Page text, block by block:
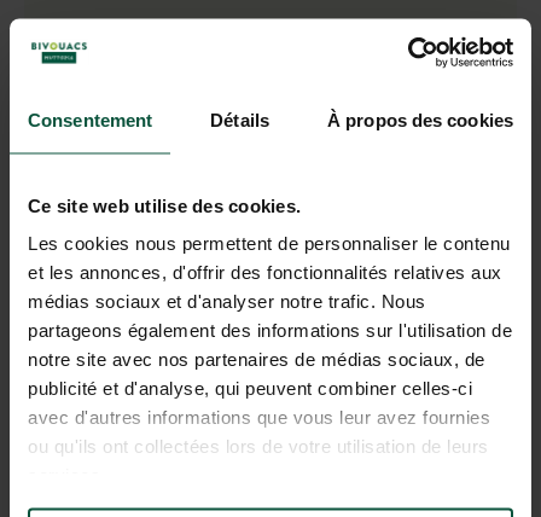
Consentement Détails À propos des cookies
Ce site web utilise des cookies.
Les cookies nous permettent de personnaliser le contenu
et les annonces, d'offrir des fonctionnalités relatives aux
médias sociaux et d'analyser notre trafic. Nous
partageons également des informations sur l'utilisation de
notre site avec nos partenaires de médias sociaux, de
publicité et d'analyse, qui peuvent combiner celles-ci
avec d'autres informations que vous leur avez fournies
ou qu'ils ont collectées lors de votre utilisation de leurs
Pour dormir en pleine nature
Le sentiment d’être seul au monde
Ouvert toute l’année
Je réserve un Bivouac